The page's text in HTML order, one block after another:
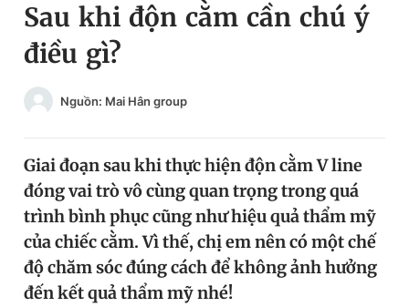
Chuyên mục
Chuyên mục khác
Tin thị trường Tin 360
Video Magazine
Đổi mật khẩu
Tin đã lưu
Tin đã xem
Đăng xuất
Sau khi độn cằm cần chú ý
điều gì?
Nguồn: Mai Hân group
Giai đoạn sau khi thực hiện độn cằm V line
đóng vai trò vô cùng quan trọng trong quá
trình bình phục cũng như hiệu quả thẩm mỹ
của chiếc cằm. Vì thế, chị em nên có một chế
độ chăm sóc đúng cách để không ảnh hưởng
đến kết quả thẩm mỹ nhé!